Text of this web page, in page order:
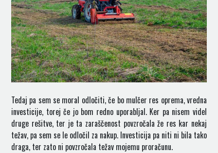
Tedaj pa sem se moral odločiti, če bo mulčer res oprema, vredna
investicije, torej če jo bom redno uporabljal. Ker pa nisem videl
druge rešitve, ter je ta zaraščenost povzročala že res kar nekaj
težav, pa sem se le odločil za nakup. Investicija pa niti ni bila tako
draga, ter zato ni povzročala težav mojemu proračunu.